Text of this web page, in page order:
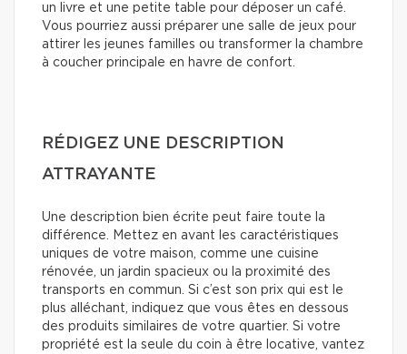
un livre et une petite table pour déposer un café.
Vous pourriez aussi préparer une salle de jeux pour
attirer les jeunes familles ou transformer la chambre
à coucher principale en havre de confort.
RÉDIGEZ UNE DESCRIPTION
ATTRAYANTE
Une description bien écrite peut faire toute la
différence. Mettez en avant les caractéristiques
uniques de votre maison, comme une cuisine
rénovée, un jardin spacieux ou la proximité des
transports en commun. Si c’est son prix qui est le
plus alléchant, indiquez que vous êtes en dessous
des produits similaires de votre quartier. Si votre
propriété est la seule du coin à être locative, vantez